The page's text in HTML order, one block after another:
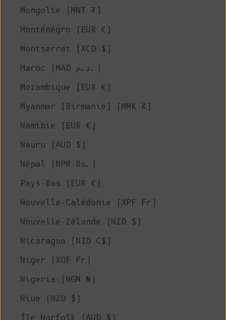
Mongolie (MNT ₮)
Monténégro (EUR €)
Montserrat (XCD $)
Maroc (MAD د.م.)
Mozambique (EUR €)
Myanmar (Birmanie) (MMK K)
Namibie (EUR €)
Nauru (AUD $)
Népal (NPR Rs.)
Pays-Bas (EUR €)
Nouvelle-Calédonie (XPF Fr)
Nouvelle-Zélande (NZD $)
Nicaragua (NIO C$)
Niger (XOF Fr)
Nigeria (NGN ₦)
Niue (NZD $)
Île Norfolk (AUD $)